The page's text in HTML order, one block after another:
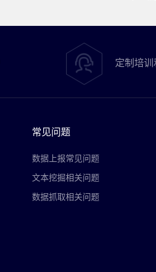
定制培
常见问题
数据上报常见问题
文本挖掘相关问题
数据抓取相关问题